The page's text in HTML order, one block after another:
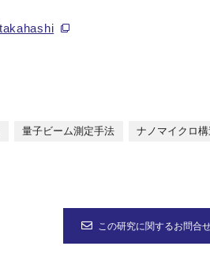
量子ビーム測定手法 ナノマイクロ
この研究に関するお問合